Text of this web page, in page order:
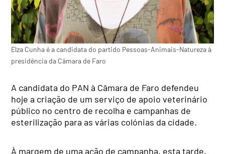
Elza Cunha é a candidata do partido Pessoas-Animais-Natureza à
presidência da Câmara de Faro
A candidata do PAN à Câmara de Faro defendeu
hoje a criação de um serviço de apoio veterinário
público no centro de recolha e campanhas de
esterilização para as várias colónias da cidade.
À margem de uma ação de campanha, esta tarde,